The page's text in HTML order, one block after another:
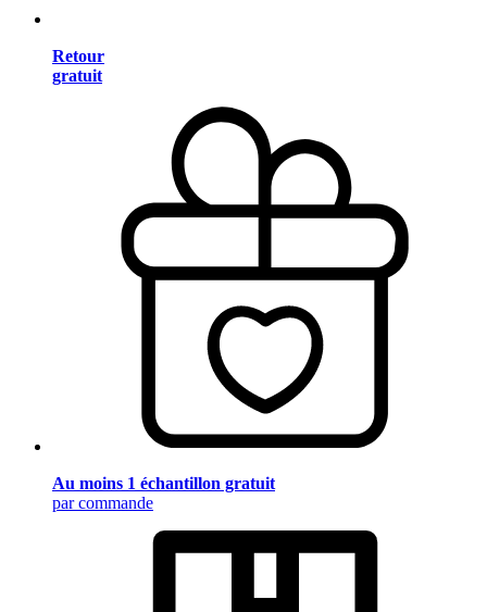
Retour
gratuit
Au moins 1 échantillon gratuit
par commande